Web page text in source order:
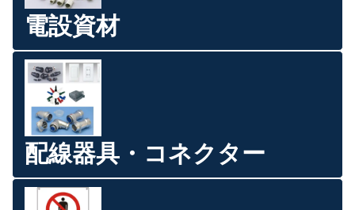
電設資材
配線器具・コネクター